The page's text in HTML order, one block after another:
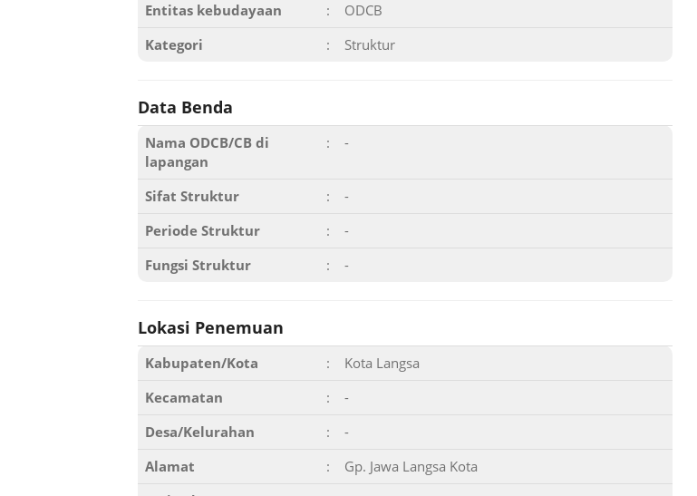
Entitas kebudayaan
:
ODCB
Kategori
: Struktur
Data Benda
Nama ODCB/CB di
lapangan
: -
Sifat Struktur :
-
Periode Struktur
:
-
Fungsi Struktur
: -
Lokasi Penemuan
Kabupaten/Kota :
Kota Langsa
Kecamatan
:
-
Desa/Kelurahan
:
-
Alamat
:
Gp. Jawa Langsa Kota